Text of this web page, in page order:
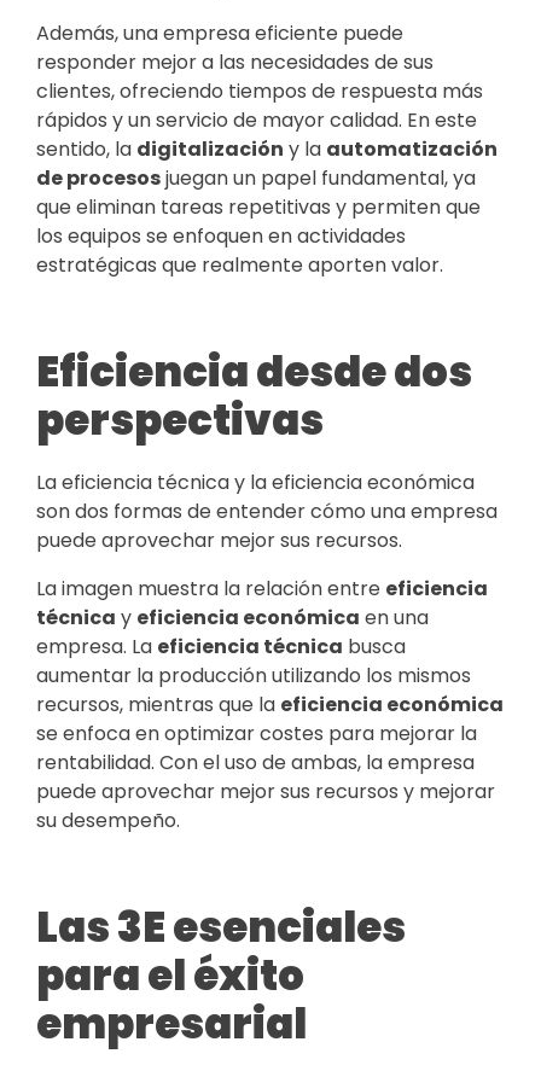
Además, una empresa eficiente puede
responder mejor a las necesidades de sus
clientes, ofreciendo tiempos de respuesta más
rápidos y un servicio de mayor calidad. En este
sentido, la digitalización y la automatización
de procesosjuegan un papel fundamental, ya
que eliminan tareas repetitivas y permiten que
los equipos se enfoquen en actividades
estratégicas que realmente aporten valor.
Eficiencia desde dos
perspectivas
La eficiencia técnica y la eficiencia económica
son dos formas de entender cómo una empresa
puede aprovechar mejor sus recursos.
La imagen muestra la relación entre eficiencia
técnica y eficiencia económica en una
empresa. La eficiencia técnica busca
aumentar la producción utilizando los mismos
recursos, mientras que la eficiencia económica
se enfoca en optimizar costes para mejorar la
rentabilidad. Con el uso de ambas, la empresa
puede aprovechar mejor sus recursos y mejorar
su desempeño.
Las 3E esenciales
para el éxito
empresarial